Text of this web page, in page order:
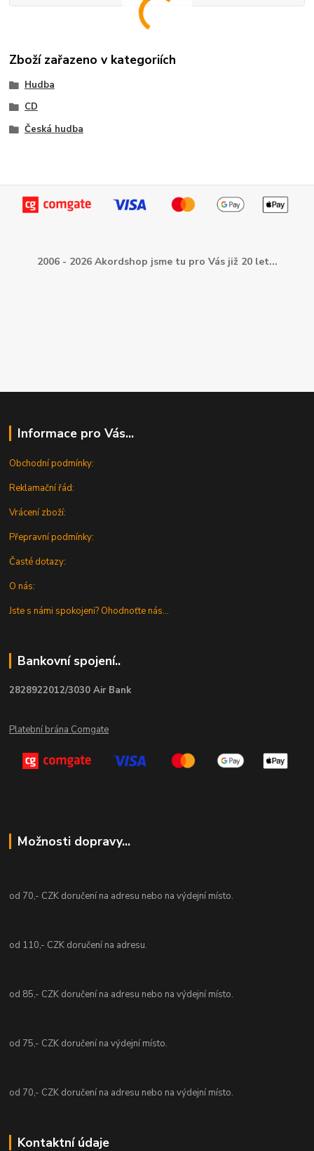
Zboží zařazeno v kategoriích
Hudba
CD
Česká hudba
2006 - 2026 Akordshop jsme tu pro Vás již 20 let...
Informace pro Vás...
Obchodní podmínky:
Reklamační řád:
Vrácení zboží:
Přepravní podmínky:
Časté dotazy:
O nás:
Jste s námi spokojeni? Ohodnoťte nás...
Bankovní spojení..
2828922012/3030 Air Bank
Platební brána Comgate
Možnosti dopravy...
od 70,- CZK doručení na adresu nebo na výdejní místo.
od 110,- CZK doručení na adresu.
od 85,- CZK doručení na adresu nebo na výdejní místo.
od 75,- CZK doručení na výdejní místo.
od 70,- CZK doručení na adresu nebo na výdejní místo.
Kontaktní údaje